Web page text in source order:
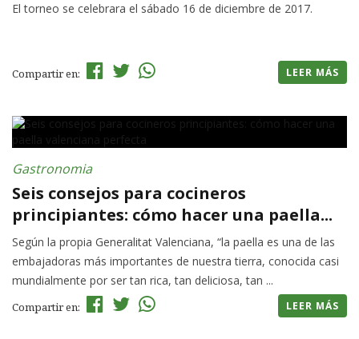
El torneo se celebrara el sábado 16 de diciembre de 2017.
Compartir en: LEER MÁS
Gastronomia
Seis consejos para cocineros
principiantes: cómo hacer una paella...
Según la propia Generalitat Valenciana, “la paella es una de las
embajadoras más importantes de nuestra tierra, conocida casi
mundialmente por ser tan rica, tan deliciosa, tan ...
Compartir en: LEER MÁS